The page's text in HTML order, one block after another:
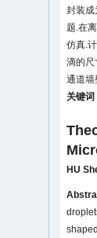
封装成
题.在
仿真.
滴的尺
通道墙
关键词
HU